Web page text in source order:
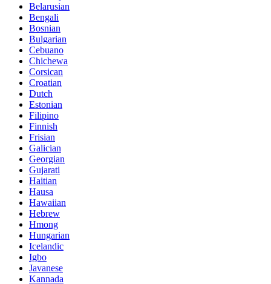
Belarusian
Bengali
Bosnian
Bulgarian
Cebuano
Chichewa
Corsican
Croatian
Dutch
Estonian
Filipino
Finnish
Frisian
Galician
Georgian
Gujarati
Haitian
Hausa
Hawaiian
Hebrew
Hmong
Hungarian
Icelandic
Igbo
Javanese
Kannada